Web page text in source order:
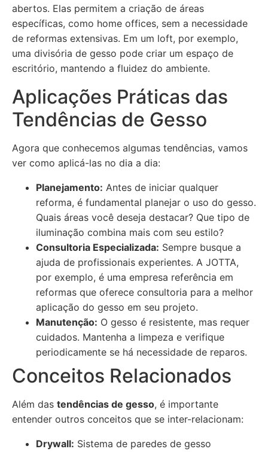
abertos. Elas permitem a criação de áreas
específicas, como home offices, sem a necessidade
de reformas extensivas. Em um loft, por exemplo,
uma divisória de gesso pode criar um espaço de
escritório, mantendo a fluidez do ambiente.
Aplicações Práticas das
Tendências de Gesso
Agora que conhecemos algumas tendências, vamos
ver como aplicá-las no dia a dia:
Planejamento: Antes de iniciar qualquer
reforma, é fundamental planejar o uso do gesso.
Quais áreas você deseja destacar? Que tipo de
iluminação combina mais com seu estilo?
Consultoria Especializada: Sempre busque a
ajuda de profissionais experientes. A JOTTA,
por exemplo, é uma empresa referência em
reformas que oferece consultoria para a melhor
aplicação do gesso em seu projeto.
Manutenção: O gesso é resistente, mas requer
cuidados. Mantenha a limpeza e verifique
periodicamente se há necessidade de reparos.
Conceitos Relacionados
Além das tendências de gesso, é importante
entender outros conceitos que se inter-relacionam:
Drywall: Sistema de paredes de gesso